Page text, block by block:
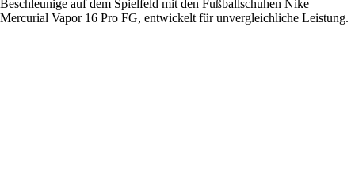
Beschleunige auf dem Spielfeld mit den Fußballschuhen Nike
Mercurial Vapor 16 Pro FG, entwickelt für unvergleichliche Leistung.